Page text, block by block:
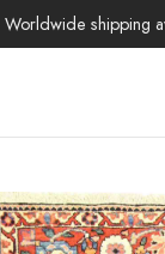
shipping